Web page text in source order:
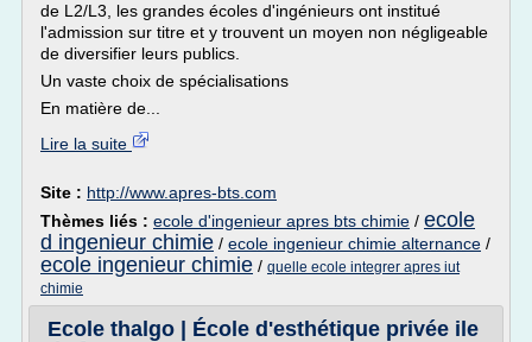
de L2/L3, les grandes écoles d'ingénieurs ont institué
l'admission sur titre et y trouvent un moyen non négligeable
de diversifier leurs publics.
Un vaste choix de spécialisations
En matière de...
Lire la suite
Site : http://www.apres-bts.com
Thèmes liés : ecole d'ingenieur apres bts chimie / ecole
d ingenieur chimie / ecole ingenieur chimie alternance /
ecole ingenieur chimie / quelle ecole integrer apres iut
chimie
Ecole thalgo | École d'esthétique privée ile